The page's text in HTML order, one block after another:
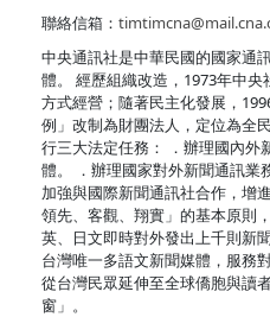
聯絡信箱：
中央通訊社是中華民國的國家通
體。 經歷組織改造，1973年中
方式經營；隨著民主化發展，
例」改制為財團法人，定位為全
行三大法定任務： ．辦理國內外
體。 ．辦理國家對外新聞通訊業
加強與國際新聞通訊社合作，增
領先、客觀、翔實」的基本原則
英、日文即時對外發出上千則新
台灣唯一多語文新聞媒體，服務
從台灣民眾延伸至全球僑胞與讀
窗」。